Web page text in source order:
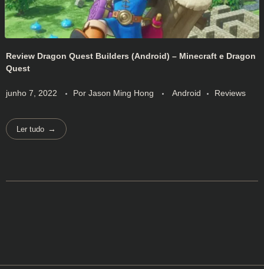
Review Dragon Quest Builders (Android) – Minecraft e Dragon
Quest
junho 7, 2022 Por Jason Ming Hong Android Reviews
Ler tudo